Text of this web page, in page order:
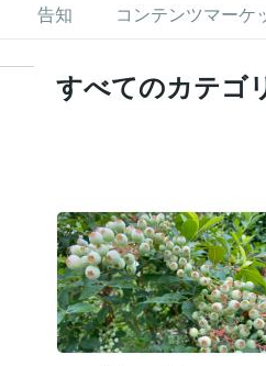
告知 コンテンツマーケ
すべてのカテゴ